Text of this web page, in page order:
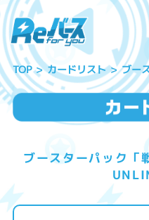
TOP カードリスト ブー
ブースターパック「